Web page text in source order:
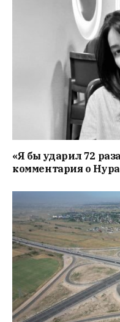
«Я бы ударил 72
комментария о